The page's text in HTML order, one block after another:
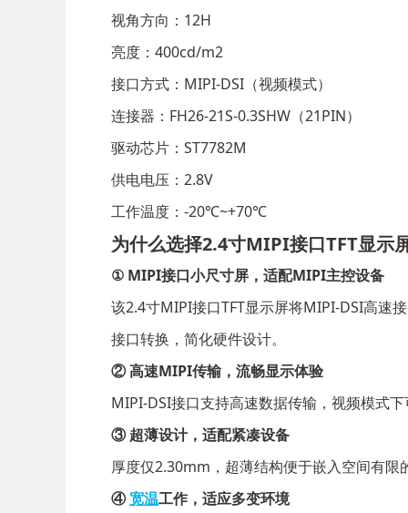
视角方向：12H
亮度：400cd/m2
接口方式：MIPI-DSI（视频模式）
连接器：FH26-21S-0.3SHW（21PIN）
驱动芯片：ST7782M
供电电压：2.8V
工作温度：-20℃~+70℃
为什么选择2.4寸MIPI接口TFT显示
① MIPI接口小尺寸屏，适配MIPI主控设备
该2.4寸MIPI接口TFT显示屏将MIPI-DSI高速
接口转换，简化硬件设计。
② 高速MIPI传输，流畅显示体验
MIPI-DSI接口支持高速数据传输，视频模式
③ 超薄设计，适配紧凑设备
厚度仅2.30mm，超薄结构便于嵌入空间有限
④宽温工作，适应多变环境